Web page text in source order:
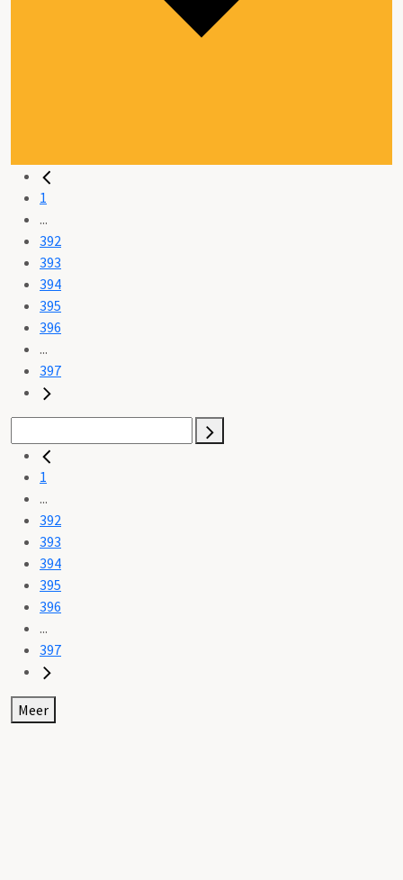
1
...
392
393
394
395
396
...
397
1
...
392
393
394
395
396
...
397
Meer